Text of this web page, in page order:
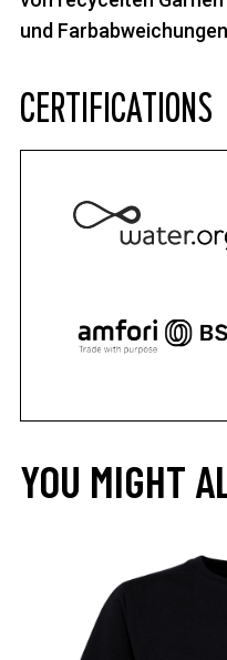
und
CERTIFICATIONS
YOU MIGHT